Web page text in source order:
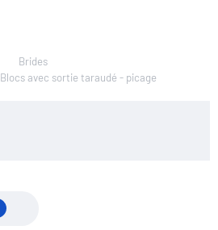
Brides
Blocs avec sortie taraudé - picage